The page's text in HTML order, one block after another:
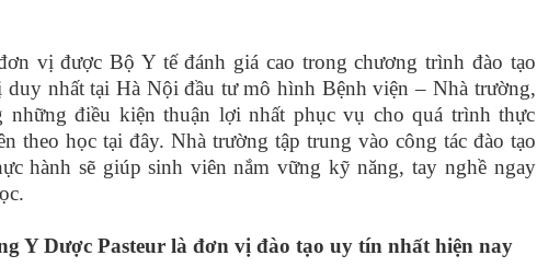
vị được Bộ Y tế đánh giá cao trong chương trình đào tạo
nhất tại Hà Nội đầu tư mô hình Bệnh viện – Nhà trường,
những điều kiện thuận lợi nhất phục vụ cho quá trình thực
theo học tại đây. Nhà trường tập trung vào công tác đào tạo
hành sẽ giúp sinh viên nắm vững kỹ năng, tay nghề ngay
Y Dược Pasteur là đơn vị đào tạo uy tín nhất hiện nay